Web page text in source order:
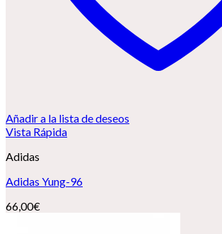
Añadir a la lista de deseos
Vista Rápida
Adidas
Adidas Yung-96
66,00€